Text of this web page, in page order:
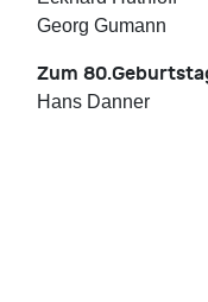
Georg Gumann
Zum
Hans Danner